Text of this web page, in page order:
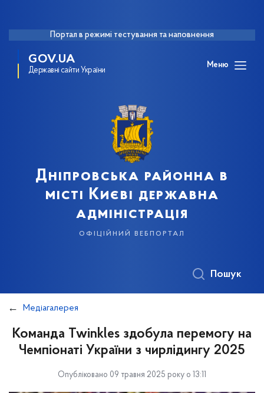
Портал в режимі тестування та наповнення
GOV.UA
Державні сайти України
Меню
Дніпровська районна в
місті Києві державна
адміністрація
офіційний вебпортал
Пошук
Медіагалерея
Команда Twinkles здобула перемогу на
Чемпіонаті України з чирлідингу 2025
Опубліковано 09 травня 2025 року о 13:11